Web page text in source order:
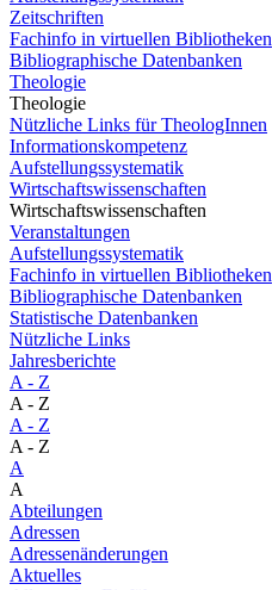
Zeitschriften
Fachinfo in virtuellen Bibliotheken
Bibliographische Datenbanken
Theologie
Theologie
Nützliche Links für TheologInnen
Informationskompetenz
Aufstellungssystematik
Wirtschaftswissenschaften
Wirtschaftswissenschaften
Veranstaltungen
Aufstellungssystematik
Fachinfo in virtuellen Bibliotheken
Bibliographische Datenbanken
Statistische Datenbanken
Nützliche Links
Jahresberichte
A - Z
A - Z
A - Z
A - Z
A
A
Abteilungen
Adressen
Adressenänderungen
Aktuelles